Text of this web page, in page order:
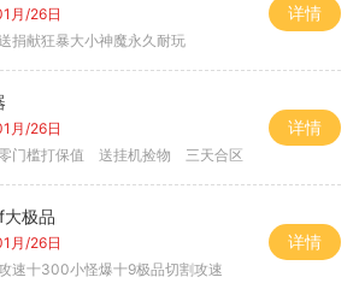
月/26日
捐献狂暴大小神魔永久耐玩
详情
月/26日
门槛打保值 送挂机捡物 三天合区
详情
大极品
月/26日
速十300小怪爆十9极品切割攻速
详情